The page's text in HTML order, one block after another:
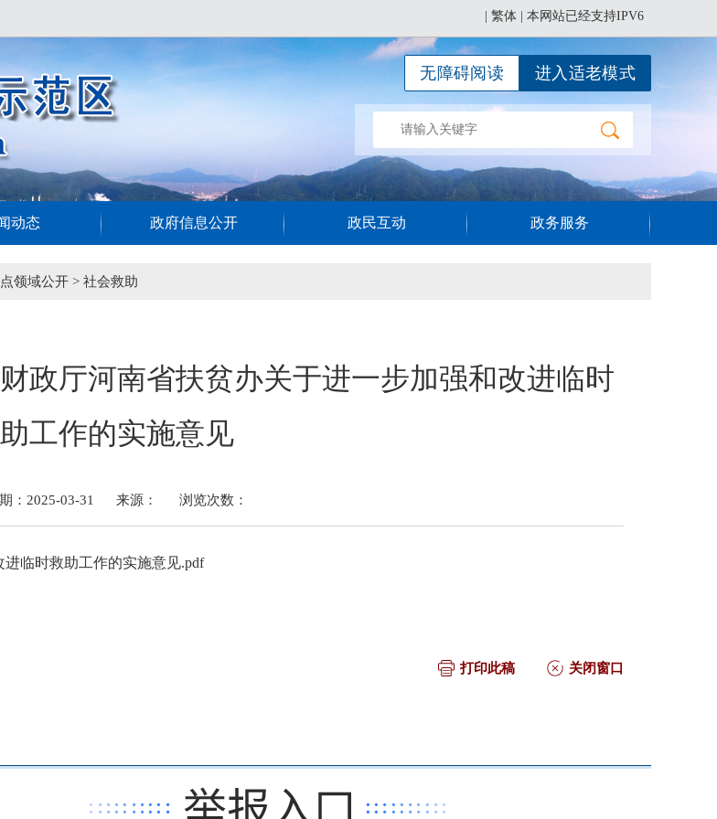
繁体 | 本网站已经支持IPV6
进入适老模式
无障碍阅读
动态 政府信息公开 政民互动 政务服务
领域公开 > 社会救助
政厅河南省扶贫办关于进一步加强和改进临时
工作的实施意见
：2025-03-31 来源： 浏览次数：
临时救助工作的实施意见.pdf
打印此稿 关闭窗口